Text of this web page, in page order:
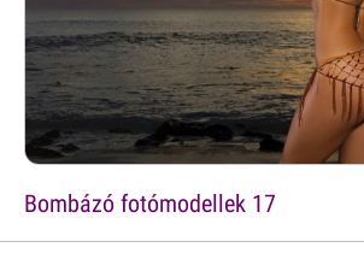
Bombázó fotómodellek 17